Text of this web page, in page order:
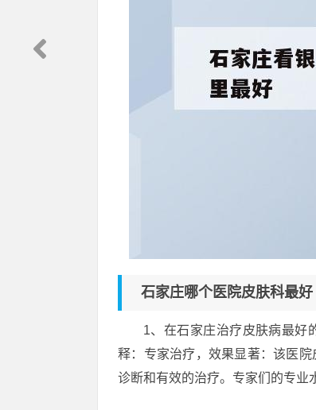
石家庄哪个医院皮肤科最好
1、在石家庄治疗皮肤病最好
释：专家治疗，效果显著：该医
诊断和有效的治疗。专家们的专业